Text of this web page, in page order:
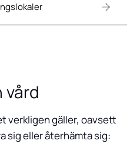
verkligen gäller, oavsett
sig eller återhämta sig: